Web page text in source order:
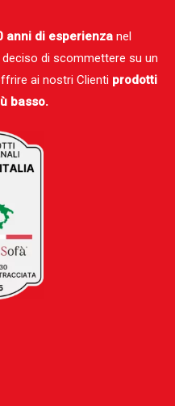
anni di esperienza nel
di scommettere su un
ai nostri Clienti prodotti
basso.